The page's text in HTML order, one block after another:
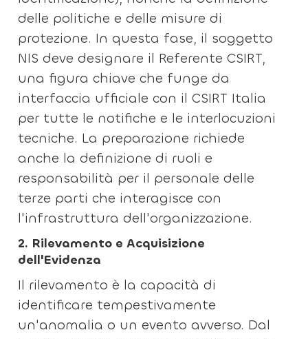
delle politiche e delle misure di
protezione. In questa fase, il soggetto
NIS deve designare il Referente CSIRT,
una figura chiave che funge da
interfaccia ufficiale con il CSIRT Italia
per tutte le notifiche e le interlocuzioni
tecniche. La preparazione richiede
anche la definizione di ruoli e
responsabilità per il personale delle
terze parti che interagisce con
l'infrastruttura dell'organizzazione.
2. Rilevamento e Acquisizione
dell'Evidenza
Il rilevamento è la capacità di
identificare tempestivamente
un'anomalia o un evento avverso. Dal